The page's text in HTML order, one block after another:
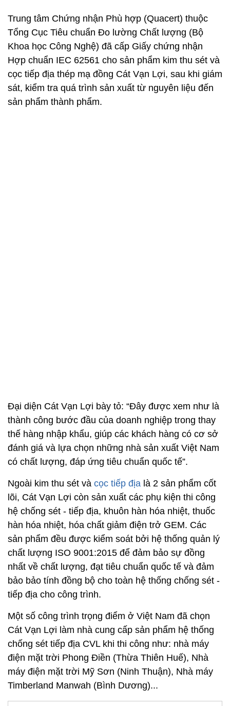
Trung tâm Chứng nhận Phù hợp (Quacert) thuộc
Tổng Cục Tiêu chuẩn Đo lường Chất lượng (Bộ
Khoa học Công Nghệ) đã cấp Giấy chứng nhận
Hợp chuẩn IEC 62561 cho sản phẩm kim thu sét và
cọc tiếp địa thép mạ đồng Cát Vạn Lợi, sau khi giám
sát, kiểm tra quá trình sản xuất từ nguyên liệu đến
sản phẩm thành phẩm.
Đại diện Cát Vạn Lợi bày tỏ: “Đây được xem như là
thành công bước đầu của doanh nghiệp trong thay
thế hàng nhập khẩu, giúp các khách hàng có cơ sở
đánh giá và lựa chọn những nhà sản xuất Việt Nam
có chất lượng, đáp ứng tiêu chuẩn quốc tế”.
Ngoài kim thu sét vàcọc tiếp địalà 2 sản phẩm cốt
lõi, Cát Vạn Lợi còn sản xuất các phụ kiện thi công
hàn hóa nhiệt, hóa chất giảm điện trở GEM. Các
sản phẩm đều được kiểm soát bởi hệ thống quản lý
chất lượng ISO 9001:2015 để đảm bảo sự đồng
nhất về chất lượng, đạt tiêu chuẩn quốc tế và đảm
bảo bảo tính đồng bộ cho toàn hệ thống chống sét -
tiếp địa cho công trình.